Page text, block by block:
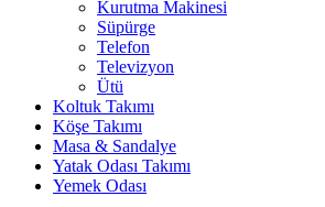
Kurutma Makinesi
Süpürge
Telefon
Televizyon
Ütü
Koltuk Takımı
Köşe Takımı
Masa & Sandalye
Yatak Odası Takımı
Yemek Odası